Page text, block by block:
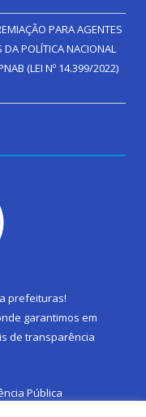
PARA AGENTES
DA POLÍTICA NACIONAL
(LEI Nº 14.399/2022)
prefeituras!
garantimos em
de transparência
Pública